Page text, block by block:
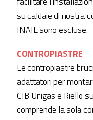
su caldaie di nostra
INAIL sono escluse.
CONTROPIASTRE
Le contropiastre
adattatori per
CIB Unigas e Riello
comprende la sola